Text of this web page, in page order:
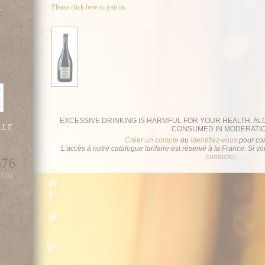
Please click here to join us.
EXCESSIVE DRINKING IS HARMFUL FOR YOUR HEALTH,
CONSUMED IN
Créer un compte ouidentifiez-vous pour
L'accès à notre catalogue tarifaire est réservé à la France. Si
contacter.